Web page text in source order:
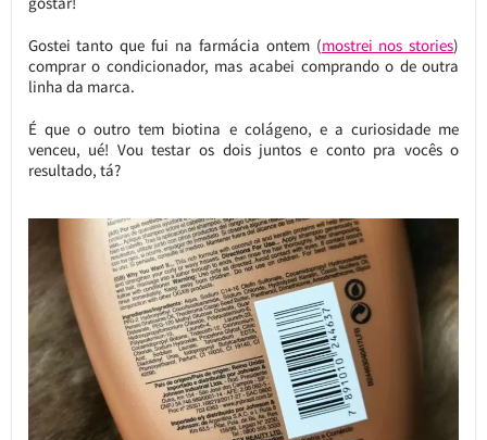
Gostei tanto que fui na farmácia ontem (mostrei nos stories)
comprar o condicionador, mas acabei comprando o de outra
linha da marca.
É que o outro tem biotina e colágeno, e a curiosidade me
venceu, ué! Vou testar os dois juntos e conto pra vocês o
resultado, tá?